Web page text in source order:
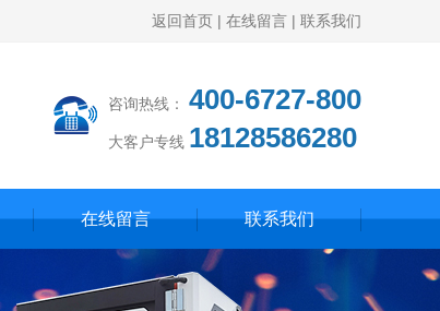
返回首页 | 在线留言 | 联系我们
咨询热线： 400-6727-800
大客户专线 18128586280
在线留言 联系我们